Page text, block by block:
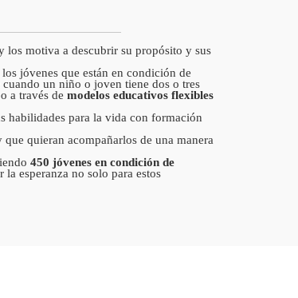
los motiva a descubrir su propósito y sus
jóvenes que están en condición de
un niño o joven tiene dos o tres
a través de modelos educativos flexibles
habilidades para la vida con formación
quieran acompañarlos de una manera
450 jóvenes en condición de
esperanza no solo para estos